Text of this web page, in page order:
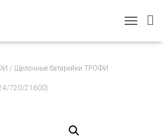
O
/ Щелочные батарейки ТРОФИ
720/21600)